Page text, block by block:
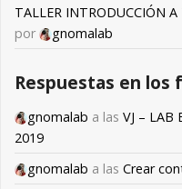
TALLER INTRODUCCIÓN
por
gnomalab
Respuestas en los
gnomalab a las VJ – LAB
2019
gnomalab a las Crear